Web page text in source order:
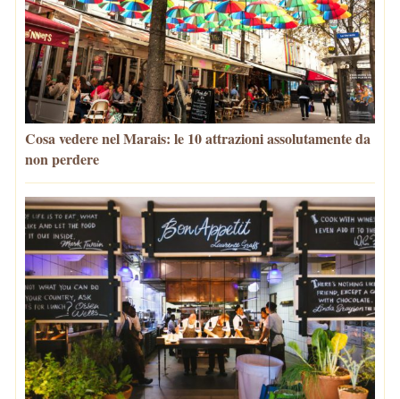
Cosa vedere nel Marais: le 10 attrazioni assolutamente da
non perdere